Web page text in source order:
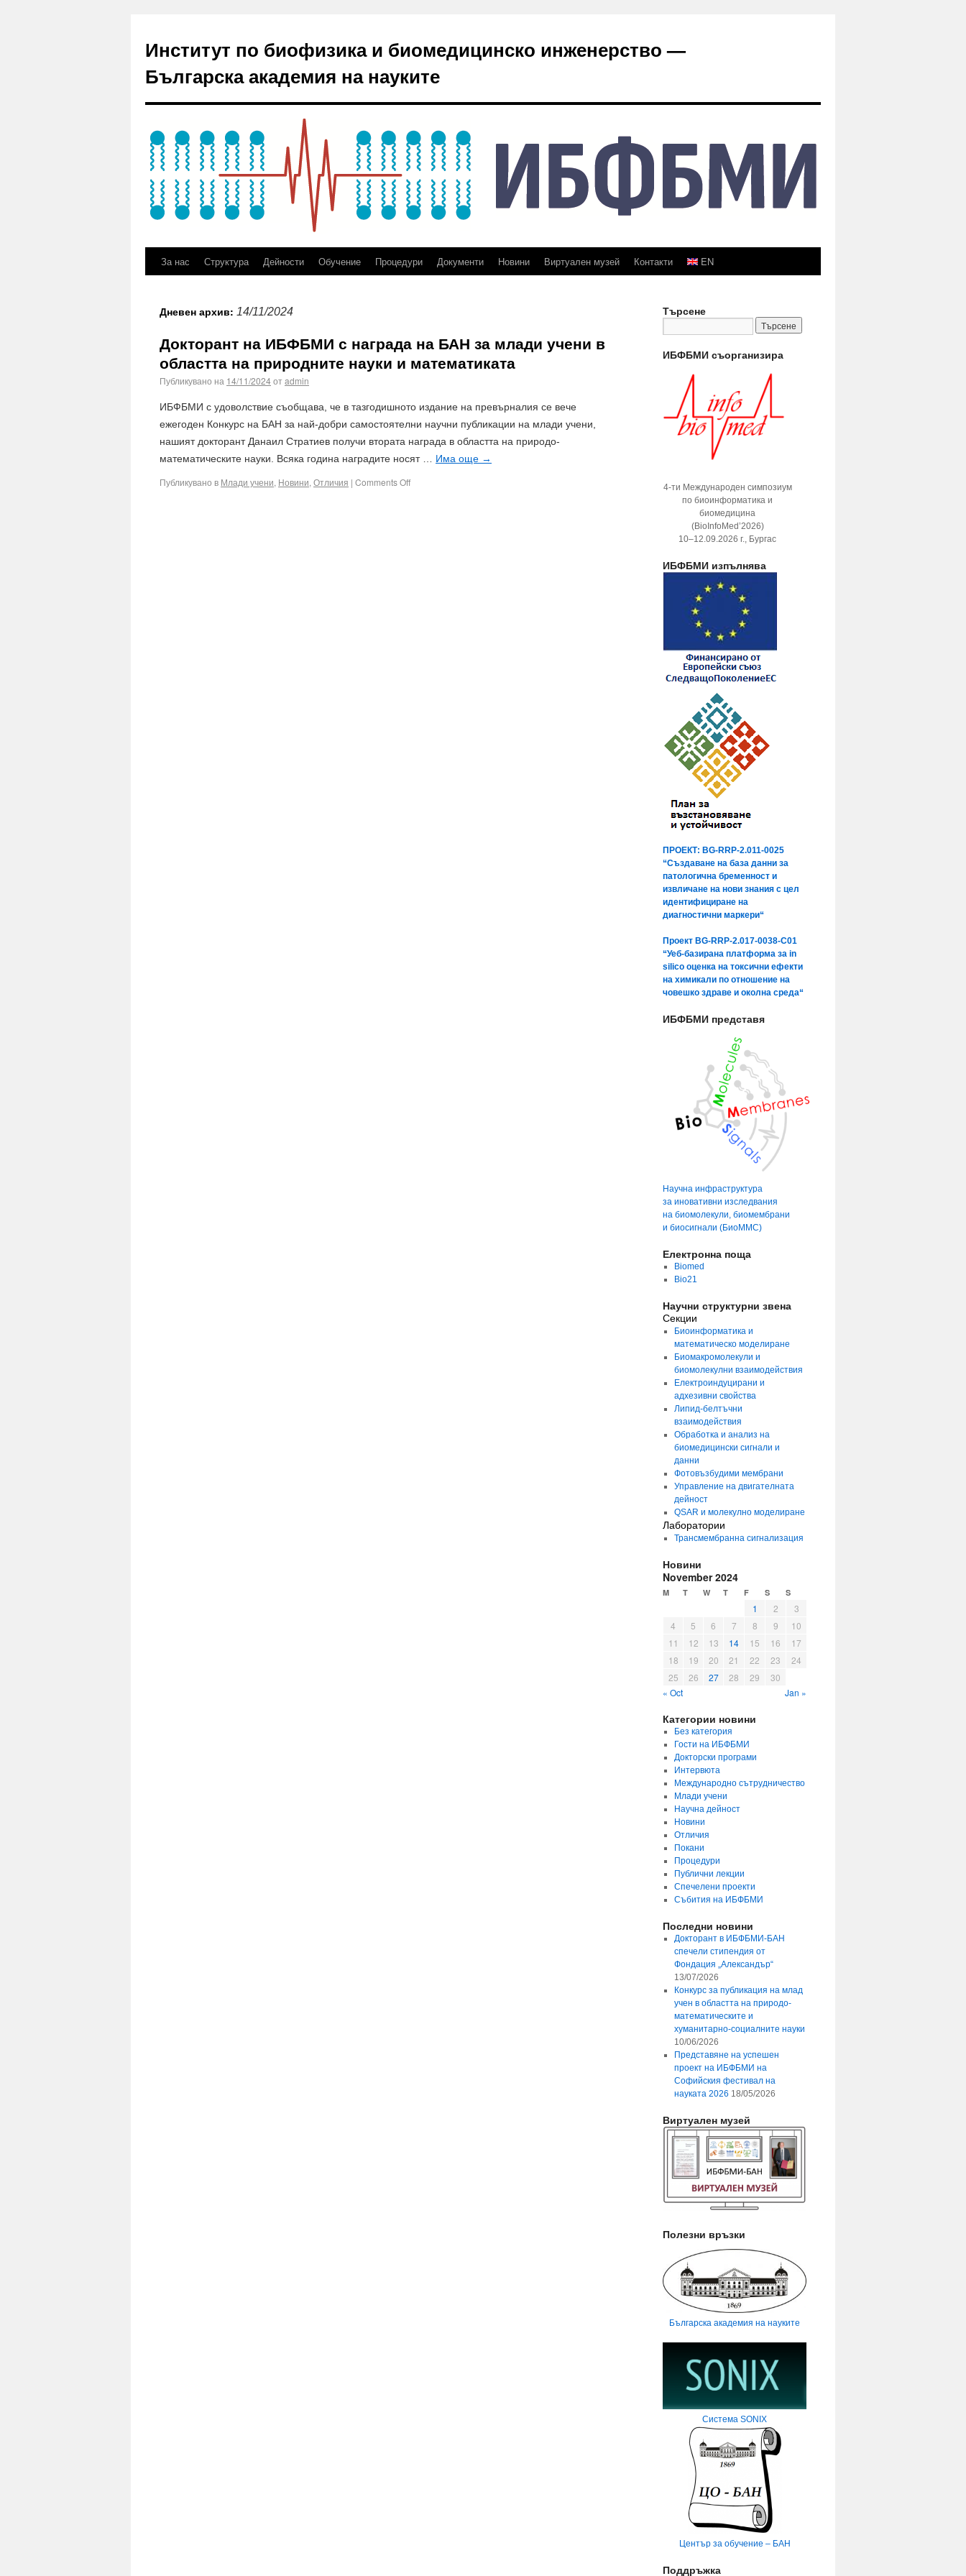
Институт по биофизика и биомедицинско инженерство —
Българска академия на науките
За нас Структура Дейности Обучение Процедури Документи Новини Виртуален музей Контакти EN
Дневен архив: 14/11/2024
Докторант на ИБФБМИ с награда на БАН за млади учени в
областта на природните науки и математиката
Публикувано на 14/11/2024отadmin
ИБФБМИ с удоволствие съобщава, че в тазгодишното издание на превърналия се вече
ежегоден Конкурс на БАН за най-добри самостоятелни научни публикации на млади учени,
нашият докторант Данаил Стратиев получи втората награда в областта на природо-
математическите науки. Всяка година наградите носят … Има още →
Публикувано в Млади учени, Новини, Отличия | Comments Off
Търсене
ИБФБМИ съорганизира
4-ти Международен симпозиум
по биоинформатика и
биомедицина
(BioInfoMed’2026)
10–12.09.2026 г., Бургас
ИБФБМИ изпълнява
ПРОЕКТ: BG-RRP-2.011-0025
“Създаване на база данни за
патологична бременност и
извличане на нови знания с цел
идентифициране на
диагностични маркери“
Проект BG-RRP-2.017-0038-C01
“Уеб-базирана платформа за in
silico оценка на токсични ефекти
на химикали по отношение на
човешко здраве и околна среда“
ИБФБМИ представя
Научна инфраструктура
за иновативни изследвания
на биомолекули, биомембрани
и биосигнали (БиоММС)
Електронна поща
Biomed
Bio21
Научни структурни звена
Секции
Биоинформатика и
математическо моделиране
Биомакромолекули и
биомолекулни взаимодействия
Електроиндуцирани и
адхезивни свойства
Липид-белтъчни
взаимодействия
Обработка и анализ на
биомедицински сигнали и
данни
Фотовъзбудими мембрани
Управление на двигателната
дейност
QSAR и молекулно моделиране
Лаборатории
Трансмембранна сигнализация
Новини
November 2024
M T W T F S S
« Oct Jan »
1 2
3
4
5 6 7 8 9
10
11
12 13 14 15 16
17
18
19 20 21 22 23
24
25
26 27 28 29 30
Категории новини
Без категория
Гости на ИБФБМИ
Докторски програми
Интервюта
Международно сътрудничество
Млади учени
Научна дейност
Новини
Отличия
Покани
Процедури
Публични лекции
Спечелени проекти
Събития на ИБФБМИ
Последни новини
Докторант в ИБФБМИ-БАН
спечели стипендия от
Фондация „Александър“
13/07/2026
Конкурс за публикация на млад
учен в областта на природо-
математическите и
хуманитарно-социалните науки
10/06/2026
Представяне на успешен
проект на ИБФБМИ на
Софийския фестивал на
науката 2026 18/05/2026
Виртуален музей
Полезни връзки
Българска академия на науките
Система SONIX
Център за обучение – БАН
Поддръжка